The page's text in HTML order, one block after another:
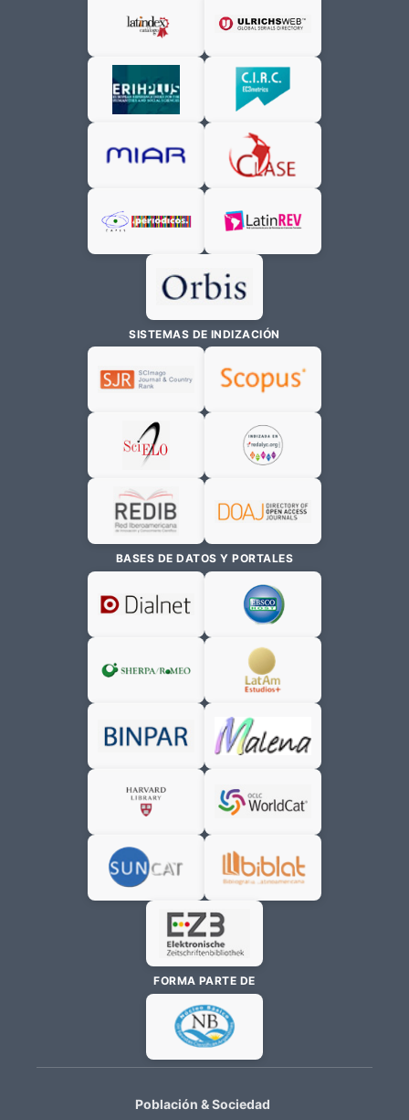
SISTEMAS DE INDIZACIÓN
BASES DE DATOS Y PORTALES
FORMA PARTE DE
Población & Sociedad